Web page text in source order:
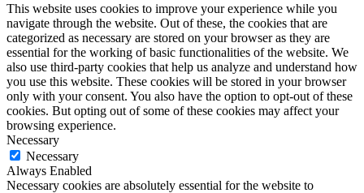
This website uses cookies to improve your experience while you
navigate through the website. Out of these, the cookies that are
categorized as necessary are stored on your browser as they are
essential for the working of basic functionalities of the website. We
also use third-party cookies that help us analyze and understand how
you use this website. These cookies will be stored in your browser
only with your consent. You also have the option to opt-out of these
cookies. But opting out of some of these cookies may affect your
browsing experience.
Necessary
Necessary
Always Enabled
Necessary cookies are absolutely essential for the website to